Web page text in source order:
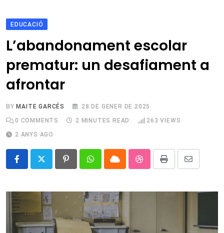
Botiga
EDUCACIÓ
L’abandonament escolar
prematur: un desafiament a
afrontar
BY MAITE GARCÉS
28 DE GENER DE 2025
0 COMMENTS 2 MINUTES READ 263 VIEWS
2 ANYS AGO
PinterestWhatsappCloud StumbleUpon
Print
Share
Email